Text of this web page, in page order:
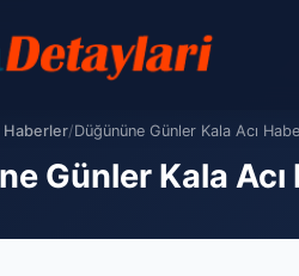
Haberler/Düğününe Günler Kala Acı
Günler Kala